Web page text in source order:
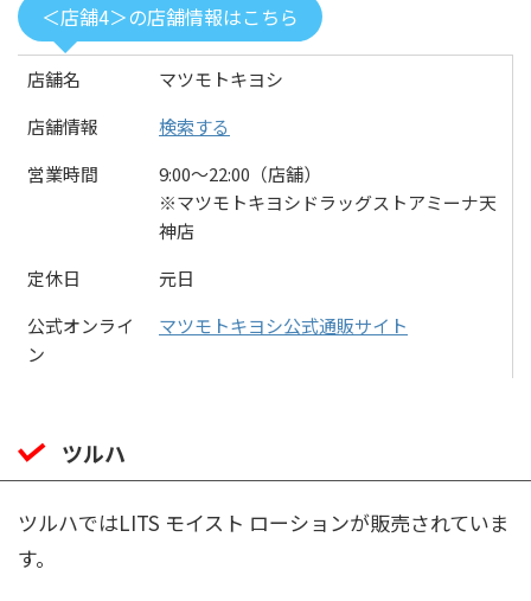
＜店舗4＞の店舗情報はこちら
店舗名
マツモトキヨシ
店舗情報
検索する
営業時間
9:00〜22:00（店舗）
※マツモトキヨシドラッグストアミーナ天
神店
定休日
元日
公式オンライ
ン
マツモトキヨシ公式通販サイト
ツルハ
ツルハではLITS モイスト ローションが販売されていま
す。